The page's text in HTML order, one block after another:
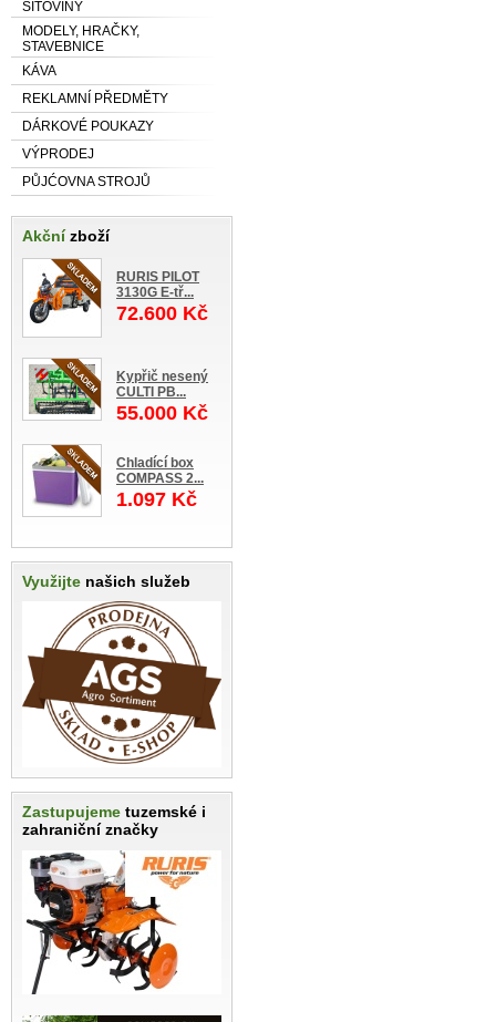
SÍŤOVINY
MODELY, HRAČKY,
STAVEBNICE
KÁVA
REKLAMNÍ PŘEDMĚTY
DÁRKOVÉ POUKAZY
VÝPRODEJ
PŮJĆOVNA STROJŮ
Akčnízboží
RURIS PILOT
3130G E-tř...
72.600 Kč
Kypřič nesený
CULTI PB...
55.000 Kč
Chladící box
COMPASS 2...
1.097 Kč
Využijte našich služeb
Zastupujeme tuzemské i
zahraniční značky